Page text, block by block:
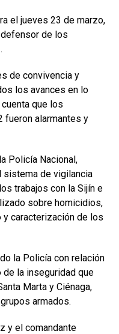
el jueves 23 de marzo,
de los
de convivencia y
los avances en lo
que los
fueron alarmantes y
Policía Nacional,
sistema de vigilancia
trabajos con la Sijín e
sobre homicidios,
caracterización de los
la Policía con relación
la inseguridad que
Marta y Ciénaga,
armados.
y el comandante